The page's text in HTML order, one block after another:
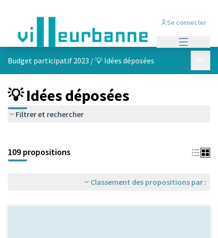
Se connecter
Budget participatif 2023 /💡 Idées déposées
💡 Idées déposées
Filtrer et rechercher
+
−
109 propositions
Classement des propositions par :